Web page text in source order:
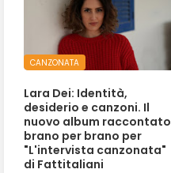
CANZONATA
Lara Dei: Identità,
desiderio e canzoni. Il
nuovo album raccontato
brano per brano per
"L'intervista canzonata"
di Fattitaliani